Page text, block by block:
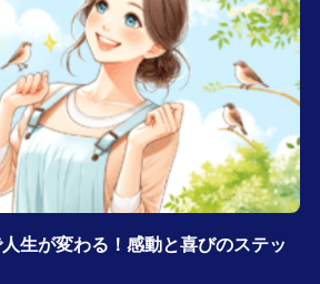
生が変わる！感動と喜びのステッ